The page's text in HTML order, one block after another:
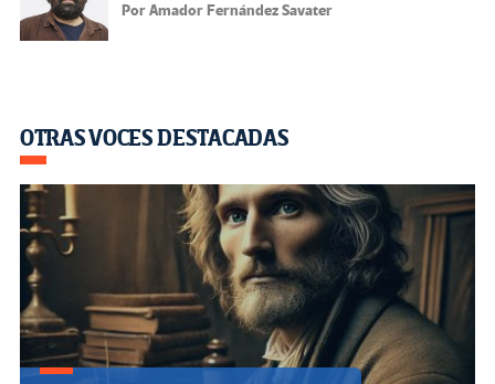
Por Amador Fernández Savater
OTRAS VOCES DESTACADAS